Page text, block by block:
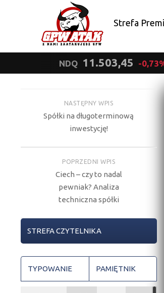
Strefa
NDQ 11.503,45 -
NASTĘPNY WPIS
Spółki na długoterminową
inwestycję!
POPRZEDNI WPIS
Ciech – czy to nadal
pewniak? Analiza
techniczna spółki
STREFA CZYTELNIKA
TYPOWANIE PAMIĘTNIK